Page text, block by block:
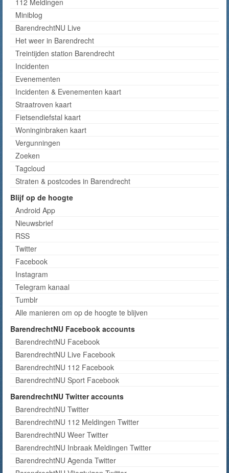
112 Meldingen
Miniblog
BarendrechtNU Live
Het weer in Barendrecht
Treintijden station Barendrecht
Incidenten
Evenementen
Incidenten & Evenementen kaart
Straatroven kaart
Fietsendiefstal kaart
Woninginbraken kaart
Vergunningen
Zoeken
Tagcloud
Straten & postcodes in Barendrecht
Blijf op de hoogte
Android App
Nieuwsbrief
RSS
Twitter
Facebook
Instagram
Telegram kanaal
Tumblr
Alle manieren om op de hoogte te blijven
BarendrechtNU Facebook accounts
BarendrechtNU Facebook
BarendrechtNU Live Facebook
BarendrechtNU 112 Facebook
BarendrechtNU Sport Facebook
BarendrechtNU Twitter accounts
BarendrechtNU Twitter
BarendrechtNU 112 Meldingen Twitter
BarendrechtNU Weer Twitter
BarendrechtNU Inbraak Meldingen Twitter
BarendrechtNU Agenda Twitter